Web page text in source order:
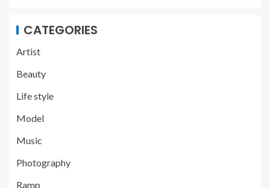
CATEGORIES
Artist
Beauty
Life style
Model
Music
Photography
Ramp